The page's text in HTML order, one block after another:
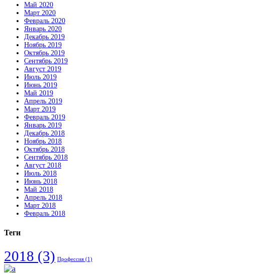
Май 2020
Март 2020
Февраль 2020
Январь 2020
Декабрь 2019
Ноябрь 2019
Октябрь 2019
Сентябрь 2019
Август 2019
Июль 2019
Июнь 2019
Май 2019
Апрель 2019
Март 2019
Февраль 2019
Январь 2019
Декабрь 2018
Ноябрь 2018
Октябрь 2018
Сентябрь 2018
Август 2018
Июль 2018
Июнь 2018
Май 2018
Апрель 2018
Март 2018
Февраль 2018
Теги
2018 (3) Профессия (1)